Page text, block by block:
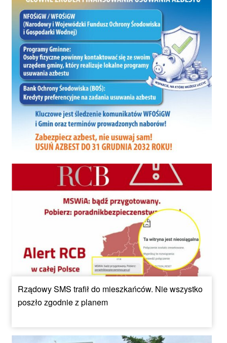
Rządowy SMS trafił do mieszkańców. Nie wszystko
poszło zgodnie z planem